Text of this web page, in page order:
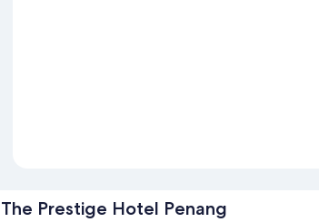
The Prestige Hotel Penang